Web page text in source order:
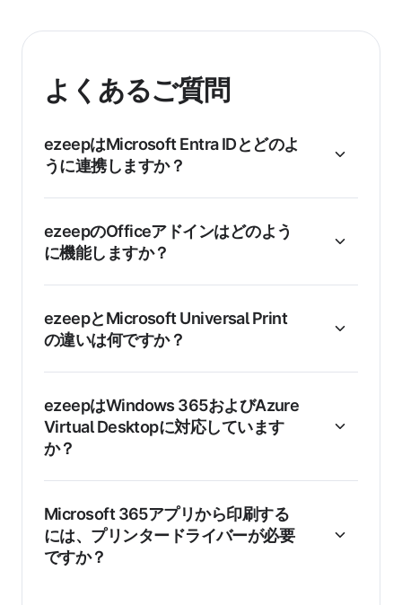
よくあるご質問
ezeepはMicrosoft Entra IDとどのよ
うに連携しますか？
ezeepのOfficeアドインはどのよう
に機能しますか？
ezeepとMicrosoft Universal Print
の違いは何ですか？
ezeepはWindows 365およびAzure
Virtual Desktopに対応しています
か？
Microsoft 365アプリから印刷する
には、プリンタードライバーが必要
ですか？